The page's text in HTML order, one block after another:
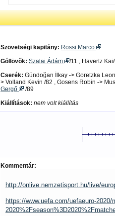
Szövetségi kapitány: Rossi Marco
Góllövők: Szalai Ádám /11 , Havertz
Cserék: Gündoğan İlkay -> Goretzka
> Volland Kevin /82 , Gosens Robin ->
Gergő
/89
Kiállítások: nem volt kiállítás
Kommentár:
http://onlive.nemzetisport.hu/live/
https://www.uefa.com/uefaeuro-